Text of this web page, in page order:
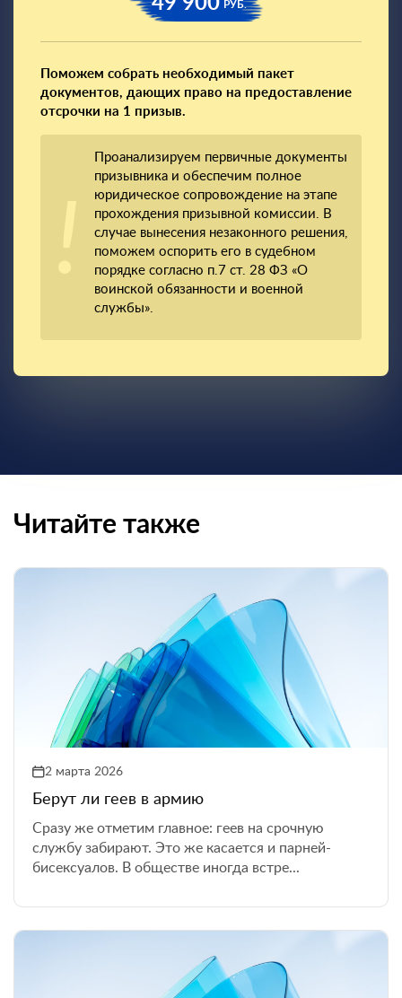
РУБ.
Поможем собрать необходимый пакет
документов, дающих право на предоставление
отсрочки на 1 призыв.
Проанализируем первичные документы
призывника и обеспечим полное
юридическое сопровождение на этапе
прохождения призывной комиссии. В
случае вынесения незаконного решения,
поможем оспорить его в судебном
порядке согласно п.7 ст. 28 ФЗ «О
воинской обязанности и военной
службы».
Читайте также
2 марта 2026
Берут ли геев в армию
Сразу же отметим главное: геев на срочную
службу забирают. Это же касается и парней-
бисексуалов. В обществе иногда встре...